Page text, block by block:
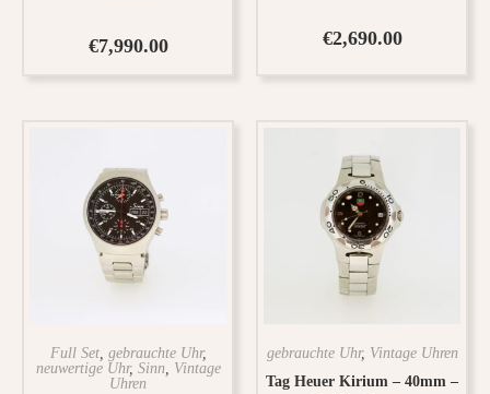
€7,990.00 €2,690.00
Full Set, gebrauchte Uhr,
neuwertige Uhr, Sinn, Vintage
Uhren
gebrauchte Uhr, Vintage Uhren
Tag Heuer Kirium – 40mm –